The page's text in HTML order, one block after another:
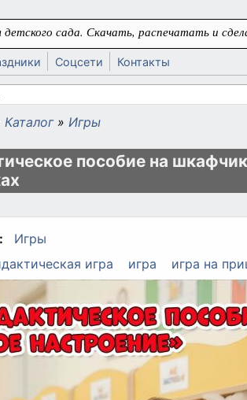
сада. Скачать, распечатать и
Соцсети Контакты
Каталог » Игры
пособие на
Игры
игра игра игра на